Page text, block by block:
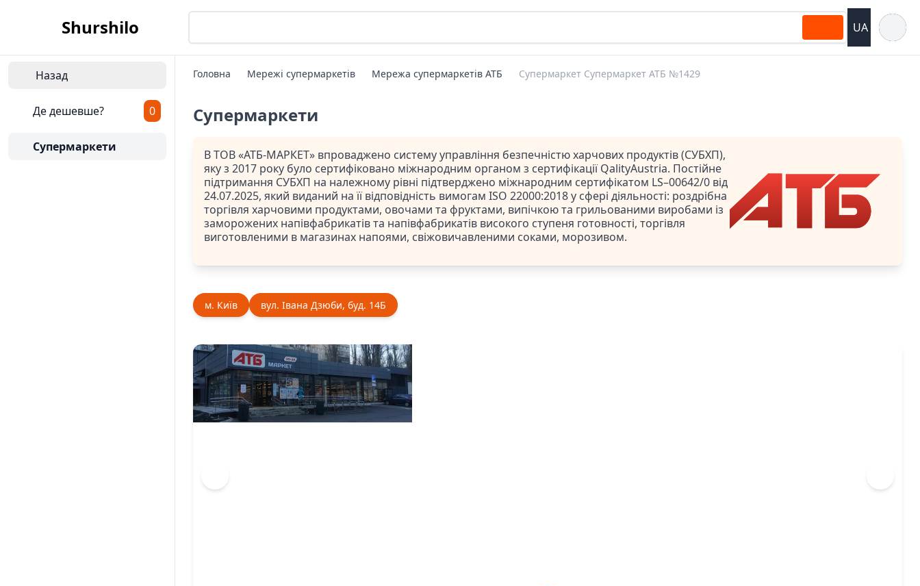
Shurshilo UA
Назад
Де дешевше? 0
Супермаркети
Головна Мережі супермаркетів Мережа супермаркетів АТБ Супермаркет Супермаркет АТБ №1429
Супермаркети
В ТОВ «АТБ-МАРКЕТ» впроваджено систему управління безпечністю харчових продуктів (СУБХП),
яку з 2017 року було сертифіковано міжнародним органом з сертифікації QalityAustria. Постійне
підтримання СУБХП на належному рівні підтверджено міжнародним сертифікатом LS–00642/0 від
24.07.2025, який виданий на її відповідність вимогам ISO 22000:2018 у сфері діяльності: роздрібна
торгівля харчовими продуктами, овочами та фруктами, випічкою та грильованими виробами із
заморожених напівфабрикатів та напівфабрикатів високого ступеня готовності, торгівля
виготовленими в магазинах напоями, свіжовичавленими соками, морозивом.
м. Київ вул. Івана Дзюби, буд. 14Б